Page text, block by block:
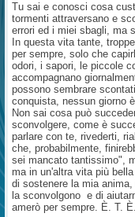
Tu sai e conosci cosa
tormenti attraversano e
errori ed i miei sbagli, ma
In questa vita tante,
per sempre, solo che
odori, i sapori, le piccole
accompagnano
possono sembrare
conquista, nessun giorno
Non sai cosa può
sconvolgere, come è
parlare con te, rivederti,
che, probabilmente,
sei mancato tantissimo",
ma in un'altra vita più
di sostenere la mia
la sconvolgono e di
amerò per sempre. È. T.